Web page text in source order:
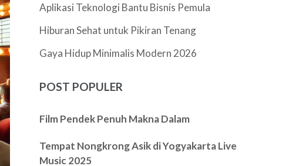
Aplikasi Teknologi Bantu Bisnis Pemula
Hiburan Sehat untuk Pikiran Tenang
Gaya Hidup Minimalis Modern 2026
POST POPULER
Film Pendek Penuh Makna Dalam
Tempat Nongkrong Asik di Yogyakarta Live
Music 2025